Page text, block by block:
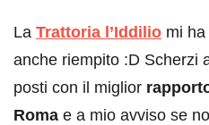
La Trattoria l’Iddilio mi
anche riempito :D Scherzi
posti con il miglior
Roma e a mio avviso se